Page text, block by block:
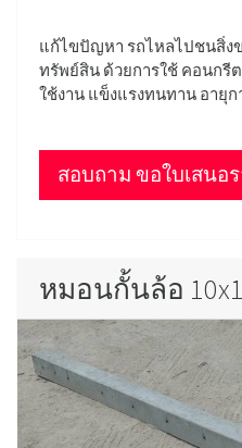
แก้ไขปัญหา รถไหลไปชนสิ่ง
ทรัพย์สิน ด้วยการใช้ คอนกรี
ใช้งาน แข็งแรงทนทาน อายุ
สอบถาม ขอใบเสนอ
หมอนกั้นล้อ